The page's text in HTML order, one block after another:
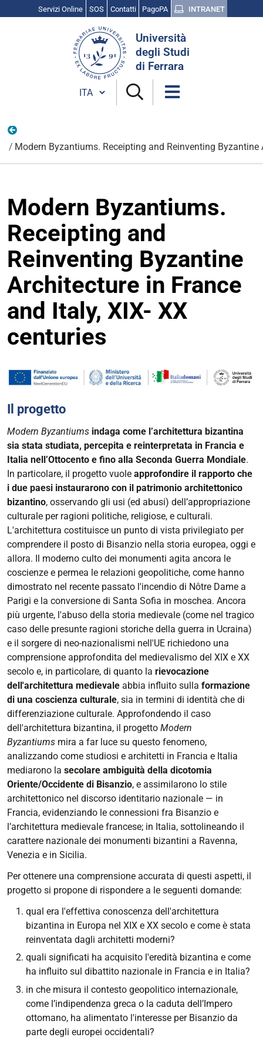
Servizi Online SOS Contatti PagoPA INTRANET
Università
degli Studi
di Ferrara
Cambia lingua
Modern Byzantiums. Receipting and Reinventing
Modern Byzantiums.
Receipting and
Reinventing Byzantine
Architecture in France
and Italy, XIX- XX
centuries
Il progetto
Modern Byzantiums indaga come l’architettura bizantina
sia stata studiata, percepita e reinterpretata in Francia e
Italia nell’Ottocento e fino alla Seconda Guerra Mondiale.
In particolare, il progetto vuole approfondire il rapporto che
i due paesi instaurarono con il patrimonio architettonico
bizantino, osservando gli usi (ed abusi) dell’appropriazione
culturale per ragioni politiche, religiose, e culturali.
L'architettura costituisce un punto di vista privilegiato per
comprendere il posto di Bisanzio nella storia europea, oggi e
allora. Il moderno culto dei monumenti agita ancora le
coscienze e permea le relazioni geopolitiche, come hanno
dimostrato nel recente passato l'incendio di Nôtre Dame a
Parigi e la conversione di Santa Sofia in moschea. Ancora
più urgente, l'abuso della storia medievale (come nel tragico
caso delle presunte ragioni storiche della guerra in Ucraina)
e il sorgere di neo-nazionalismi nell'UE richiedono una
comprensione approfondita del medievalismo del XIX e XX
secolo e, in particolare, di quanto la rievocazione
dell'architettura medievale abbia influito sulla formazione
di una coscienza culturale, sia in termini di identità che di
differenziazione culturale. Approfondendo il caso
dell'architettura bizantina, il progetto Modern
Byzantiums mira a far luce su questo fenomeno,
analizzando come studiosi e architetti in Francia e Italia
mediarono la secolare ambiguità della dicotomia
Oriente/Occidente di Bisanzio, e assimilarono lo stile
architettonico nel discorso identitario nazionale — in
Francia, evidenziando le connessioni fra Bisanzio e
l’architettura medievale francese; in Italia, sottolineando il
carattere nazionale dei monumenti bizantini a Ravenna,
Venezia e in Sicilia.
Per ottenere una comprensione accurata di questi aspetti, il
progetto si propone di rispondere a le seguenti domande:
qual era l'effettiva conoscenza dell'architettura
bizantina in Europa nel XIX e XX secolo e come è stata
reinventata dagli architetti moderni?
quali significati ha acquisito l'eredità bizantina e come
ha influito sul dibattito nazionale in Francia e in Italia?
in che misura il contesto geopolitico internazionale,
come l’indipendenza greca o la caduta dell’Impero
ottomano, ha alimentato l'interesse per Bisanzio da
parte degli europei occidentali?